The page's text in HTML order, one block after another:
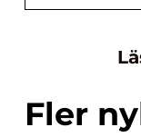
Fler